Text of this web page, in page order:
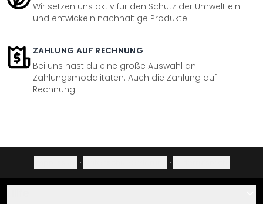
Wir setzen uns aktiv für den Schutz der Umwelt ein
und entwickeln nachhaltige Produkte.
ZAHLUNG AUF RECHNUNG
Bei uns hast du eine große Auswahl an
Zahlungsmodalitäten. Auch die Zahlung auf
Rechnung.
· ·